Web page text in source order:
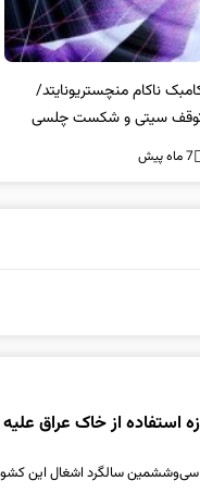
ناکام منچستریونایتد/
سیتی و شکست چلسی
7 ماه پیش
استفاده از خاک عراق
سی‌وششمین سالگرد اشغال این